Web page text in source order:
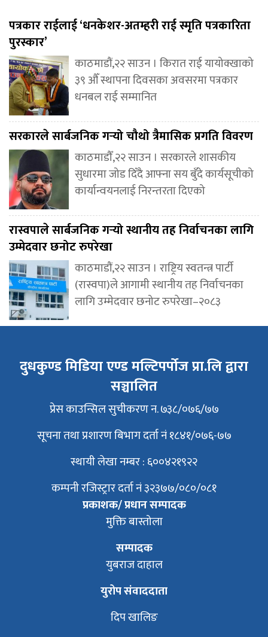
पत्रकार राईलाई ‘धनकेशर-अतम्हरी राई स्मृति पत्रकारिता
पुरस्कार’
काठमाडौं,२२ साउन । किरात राई यायोक्खाको
३९ औँ स्थापना दिवसका अवसरमा पत्रकार
धनबल राई सम्मानित
सरकारले सार्बजनिक गर्‍यो चौथो त्रैमासिक प्रगति विवरण
काठमाडौँ,२२ साउन । सरकारले शासकीय
सुधारमा जोड दिँदै आफ्ना सय बुँदे कार्यसूचीको
कार्यान्वयनलाई निरन्तरता दिएको
रास्वपाले सार्बजनिक गर्‍यो स्थानीय तह निर्वाचनका लागि
उम्मेदवार छनोट रुपरेखा
काठमाडौं,२२ साउन । राष्ट्रिय स्वतन्त्र पार्टी
(रास्वपा)ले आगामी स्थानीय तह निर्वाचनका
लागि उम्मेदवार छनोट रुपरेखा–२०८३
दुधकुण्ड मिडिया एण्ड मल्टिपर्पोज प्रा.लि द्वारा
सञ्चालित
प्रेस काउन्सिल सुचीकरण न. ७३८/०७६/७७
सूचना तथा प्रशारण बिभाग दर्ता नं १८४१/०७६-७७
स्थायी लेखा नम्बर : ६००४२१९२२
कम्पनी रजिस्ट्रार दर्ता नं ३२३७७/०८०/०८१
प्रकाशक/ प्रधान सम्पादक
मुक्ति बास्तोला
सम्पादक
युबराज दाहाल
युरोप संवाददाता
दिप खालिङ